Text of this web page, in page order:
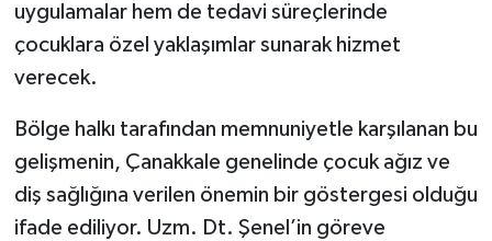
uygulamalar hem de tedavi süreçlerinde
çocuklara özel yaklaşımlar sunarak hizmet
verecek.
Bölge halkı tarafından memnuniyetle karşılanan bu
gelişmenin, Çanakkale genelinde çocuk ağız ve
diş sağlığına verilen önemin bir göstergesi olduğu
ifade ediliyor. Uzm. Dt. Şenel’in göreve